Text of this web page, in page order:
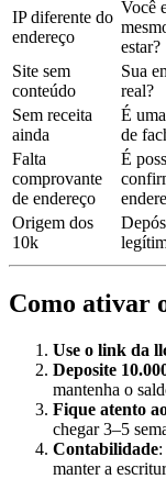
IP diferente do
endereço
Você
estar?
Site sem
conteúdo
Sua
real?
Sem receita
ainda
É
de
Falta
comprovante
de endereço
É
Origem dos
10k
Como ativar
Use o link da
Deposite
mantenha o
Fique atento
chegar 3–5
Contabilidade
manter a